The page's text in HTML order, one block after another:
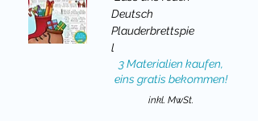
Deutsch
Plauderbrettspie
l
3 Materialien kaufen,
eins gratis bekommen!
inkl. MwSt.